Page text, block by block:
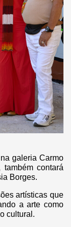
galeria Carmo
contará
Borges.
artísticas que
a arte como
cultural.